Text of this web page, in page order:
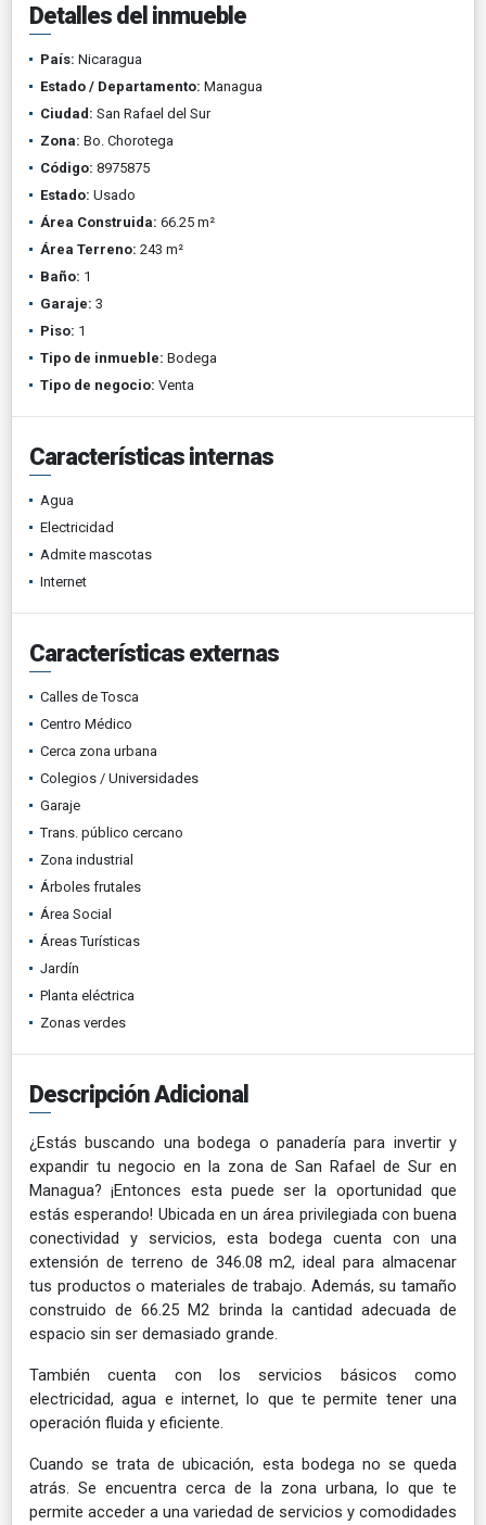
Detalles del inmueble
País: Nicaragua
Estado / Departamento: Managua
Ciudad: San Rafael del Sur
Zona: Bo. Chorotega
Código: 8975875
Estado: Usado
Área Construida: 66.25 m²
Área Terreno: 243 m²
Baño: 1
Garaje: 3
Piso: 1
Tipo de inmueble: Bodega
Tipo de negocio: Venta
Características internas
Agua
Electricidad
Admite mascotas
Internet
Características externas
Calles de Tosca
Centro Médico
Cerca zona urbana
Colegios / Universidades
Garaje
Trans. público cercano
Zona industrial
Árboles frutales
Área Social
Áreas Turísticas
Jardín
Planta eléctrica
Zonas verdes
Descripción Adicional
¿Estás buscando una bodega o panadería para invertir y
expandir tu negocio en la zona de San Rafael de Sur en
Managua? ¡Entonces esta puede ser la oportunidad que
estás esperando! Ubicada en un área privilegiada con buena
conectividad y servicios, esta bodega cuenta con una
extensión de terreno de 346.08 m2, ideal para almacenar
tus productos o materiales de trabajo. Además, su tamaño
construido de 66.25 M2 brinda la cantidad adecuada de
espacio sin ser demasiado grande.
También cuenta con los servicios básicos como
electricidad, agua e internet, lo que te permite tener una
operación fluida y eficiente.
Cuando se trata de ubicación, esta bodega no se queda
atrás. Se encuentra cerca de la zona urbana, lo que te
permite acceder a una variedad de servicios y comodidades